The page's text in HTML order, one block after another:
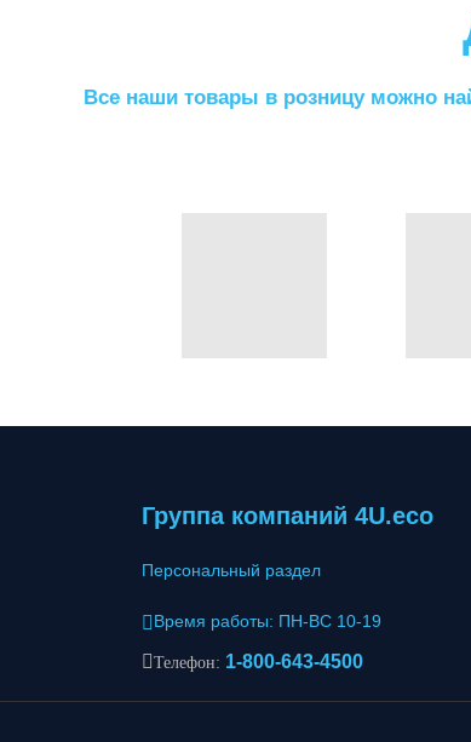
Все наши товары в розницу можно
Группа компаний 4U.eco
Персональный раздел
Время работы: ПН-ВС 10-19
Телефон: 1-800-643-4500